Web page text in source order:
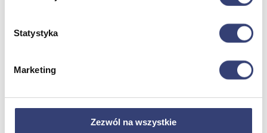
Statystyka
Marketing
Zezwól na wszystkie